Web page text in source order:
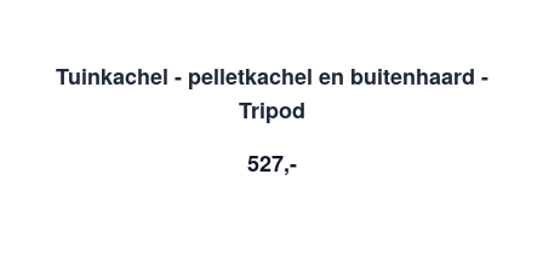
Tuinkachel - pelletkachel en buitenhaard -
Tripod
527,-